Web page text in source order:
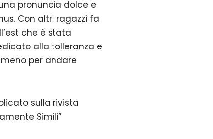
pronuncia dolce e
Con altri ragazzi fa
che è stata
alla tolleranza e
per andare
sulla rivista
Simili”